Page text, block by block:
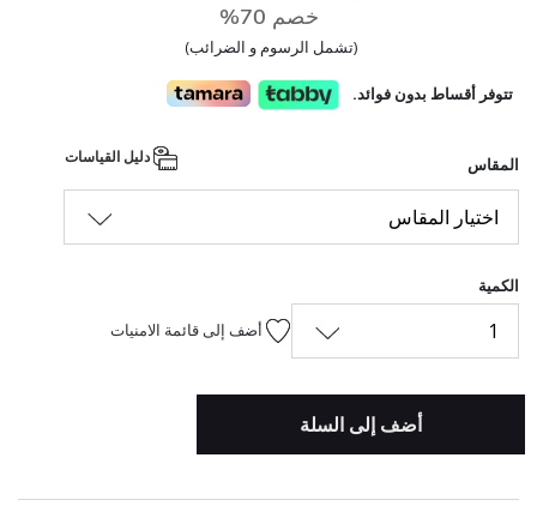
خصم 70%
(تشمل الرسوم و الضرائب)
تتوفر أقساط بدون فوائد.
المقاس
اختيار المقاس
الكمية
1 أضف إلى قائمة الامنيات
أضف إلى السلة